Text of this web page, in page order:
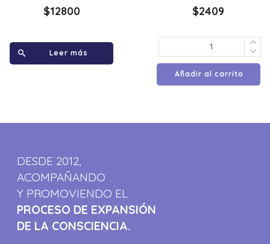
$12800
Leer más
$2409
Añadir al carrito
DESDE 2012,
ACOMPAÑANDO
Y PROMOVIENDO EL
PROCESO DE EXPANSIÓN
DE LA CONSCIENCIA.